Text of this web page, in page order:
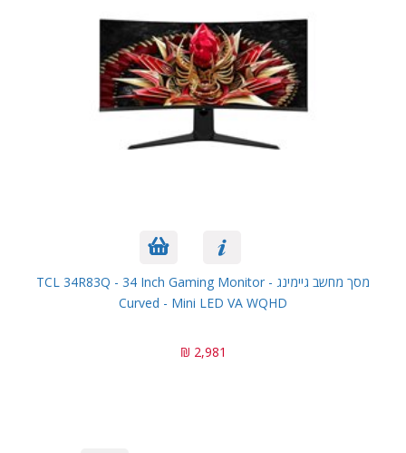
מסך מחשב גיימינג TCL 34R83Q - 34 Inch Gaming Monitor -
Curved - Mini LED VA WQHD
2,981 ₪